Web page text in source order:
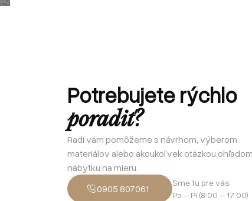
Potrebujete rýchlo
poradiť?
Radi vám pomôžeme s návrhom, výberom
materiálov alebo akoukoľvek otázkou ohľadom
nábytku na mieru.
0905 807061
Sme tu pre vás
Po – Pi (8:00 – 17:00)